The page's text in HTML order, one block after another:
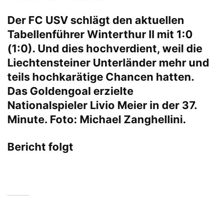
Der FC USV schlägt den aktuellen
Tabellenführer Winterthur II mit 1:0
(1:0). Und dies hochverdient, weil die
Liechtensteiner Unterländer mehr und
teils hochkarätige Chancen hatten.
Das Goldengoal erzielte
Nationalspieler Livio Meier in der 37.
Minute. Foto: Michael Zanghellini.
Bericht folgt